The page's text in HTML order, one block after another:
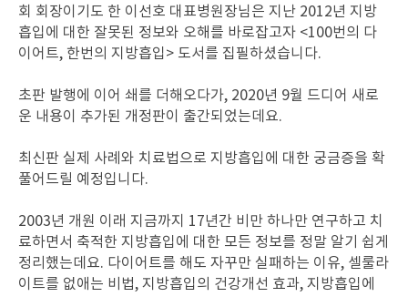
회 회장이기도 한 이선호 대표병원장님은 지난 2012년 지방
흡입에 대한 잘못된 정보와 오해를 바로잡고자 <100번의 다
이어트, 한번의 지방흡입> 도서를 집필하셨습니다.
초판 발행에 이어 쇄를 더해오다가, 2020년 9월 드디어 새로
운 내용이 추가된 개정판이 출간되었는데요.
최신판 실제 사례와 치료법으로 지방흡입에 대한 궁금증을 확
풀어드릴 예정입니다.
2003년 개원 이래 지금까지 17년간 비만 하나만 연구하고 치
료하면서 축적한 지방흡입에 대한 모든 정보를 정말 알기 쉽게
정리했는데요. 다이어트를 해도 자꾸만 실패하는 이유, 셀룰라
이트를 없애는 비법, 지방흡입의 건강개선 효과, 지방흡입에